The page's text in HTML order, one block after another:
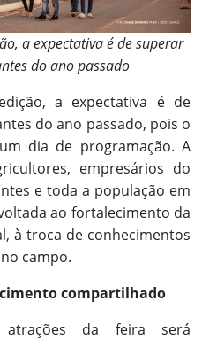
a expectativa é de superar
do ano passado
a expectativa é de
do ano passado, pois o
dia de programação. A
empresários do
e toda a população em
ao fortalecimento da
à troca de conhecimentos
campo.
compartilhado
da feira será